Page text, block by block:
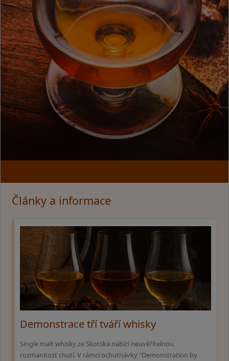
Články a informace
Demonstrace tří tváří whisky
Single malt whisky ze Skotska nabízí neuvěřitelnou
rozmanitost chutí. V rámci ochutnávky "Demonstration by